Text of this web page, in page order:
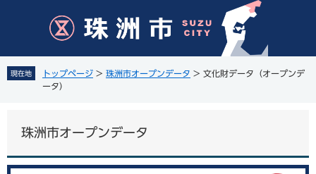
先
頭
を
飛
文
現在地 トップページ > 珠洲市オープンデータ > 文化財データ（オープンデ
ータ）
珠洲市オープンデータ